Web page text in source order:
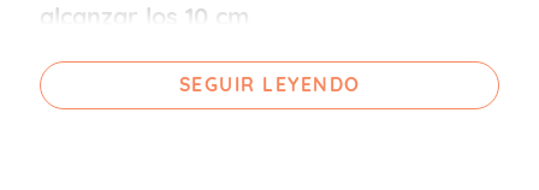
alcanzar los 10 cm
Además del acortamiento y el
SEGUIR LEYENDO